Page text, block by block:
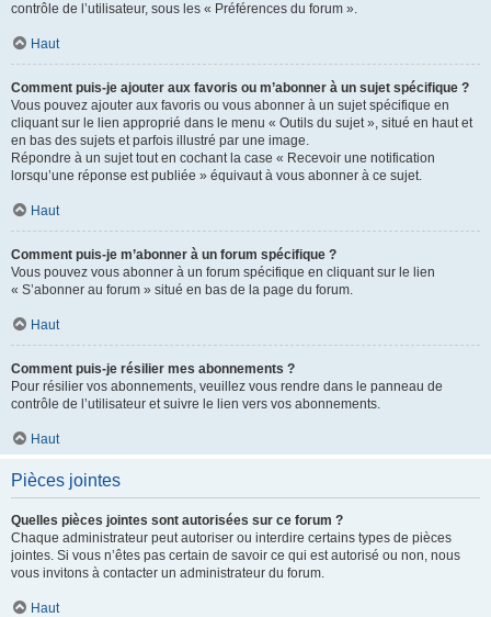
contrôle de l’utilisateur, sous les « Préférences du forum ».
Haut
Comment puis-je ajouter aux favoris ou m’abonner à un sujet spécifique ?
Vous pouvez ajouter aux favoris ou vous abonner à un sujet spécifique en
cliquant sur le lien approprié dans le menu « Outils du sujet », situé en haut et
en bas des sujets et parfois illustré par une image.
Répondre à un sujet tout en cochant la case « Recevoir une notification
lorsqu’une réponse est publiée » équivaut à vous abonner à ce sujet.
Haut
Comment puis-je m’abonner à un forum spécifique ?
Vous pouvez vous abonner à un forum spécifique en cliquant sur le lien
« S’abonner au forum » situé en bas de la page du forum.
Haut
Comment puis-je résilier mes abonnements ?
Pour résilier vos abonnements, veuillez vous rendre dans le panneau de
contrôle de l’utilisateur et suivre le lien vers vos abonnements.
Haut
Pièces jointes
Quelles pièces jointes sont autorisées sur ce forum ?
Chaque administrateur peut autoriser ou interdire certains types de pièces
jointes. Si vous n’êtes pas certain de savoir ce qui est autorisé ou non, nous
vous invitons à contacter un administrateur du forum.
Haut